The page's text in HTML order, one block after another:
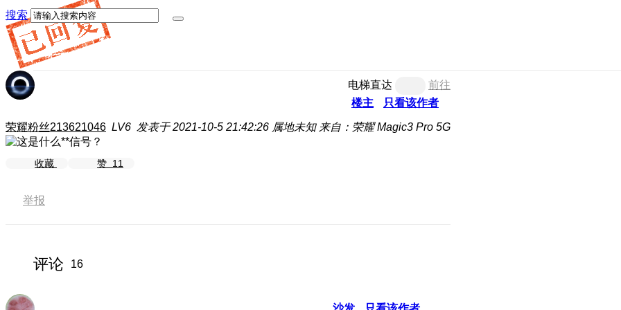
搜索
电梯直达
前往
楼主
只看该作者
荣耀粉丝213621046 LV6 发表于 2021-10-5 21:42:26 属地未知 来自：荣耀 Magic3 Pro 5G
收藏 赞 11
举报
评论 16